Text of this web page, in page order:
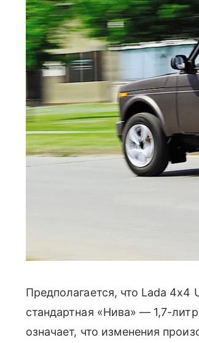
Предполагается, что Lada 4x4
стандартная «Нива» — 1,7-
означает, что изменения